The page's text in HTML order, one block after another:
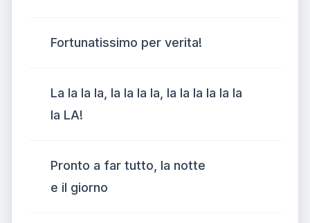
Fortunatissimo per verita!
La la la la, la la la la, la la la la la la
la LA!
Pronto a far tutto, la notte
e il giorno